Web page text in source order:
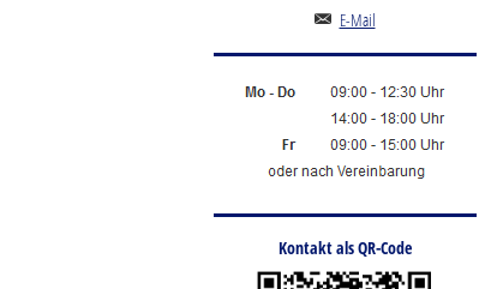
E-Mail
Kontakt als QR-Code